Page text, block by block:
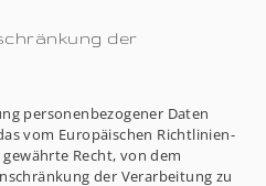
der
personenbezogener Daten
vom Europäischen Richtlinien-
Recht, von dem
der Verarbeitung zu